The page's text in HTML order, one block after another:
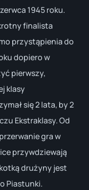
1945 roku.
finalista
przystąpienia do
dopiero w
pierwszy,
klasy
się 2 lata, by 2
Ekstraklasy. Od
gra w
przywdziewają
drużyny jest
Piastunki.